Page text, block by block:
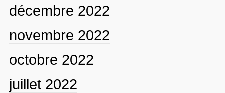
décembre 2022
novembre 2022
octobre 2022
juillet 2022